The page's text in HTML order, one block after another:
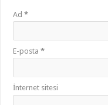
Ad*
E-posta*
İnternet sitesi